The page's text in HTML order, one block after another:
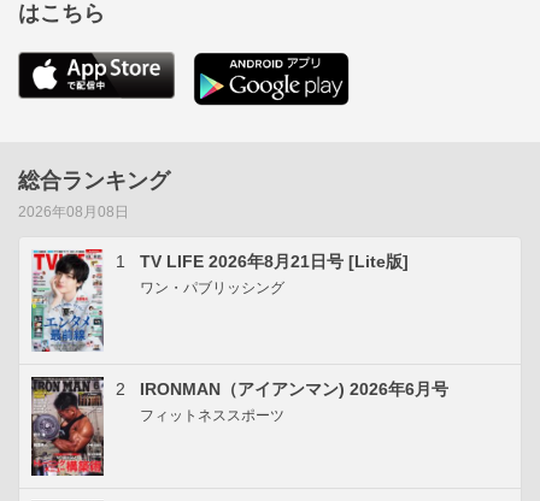
はこちら
総合ランキング
2026年08月08日
1 TV LIFE 2026年8月21日号 [Lite版]
ワン・パブリッシング
2 IRONMAN（アイアンマン) 2026年6月号
フィットネススポーツ